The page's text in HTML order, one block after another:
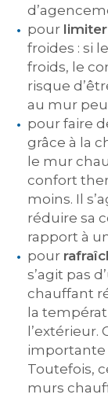
pour
froides : si
froids, le
risque
au mur
pour faire
grâce à la
le mur
confort
moins. Il
réduire sa
rapport à
pour
s’agit pas
chauffant
la
l’extérieur.
importante
Toutefois,
murs